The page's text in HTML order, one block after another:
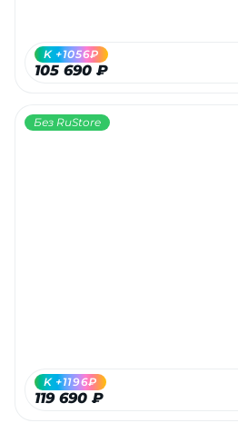
105 690 ₽
K +1056₽
Без RuStore
119 690 ₽
K +1196₽